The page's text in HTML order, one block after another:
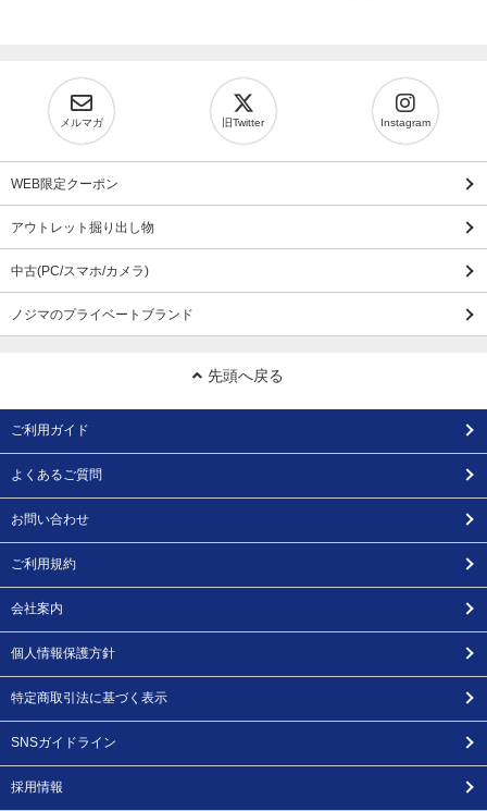
メルマガ 旧Twitter Instagram
WEB限定クーポン
アウトレット掘り出し物
中古(PC/スマホ/カメラ)
ノジマのプライベートブランド
先頭へ戻る
ご利用ガイド
よくあるご質問
お問い合わせ
ご利用規約
会社案内
個人情報保護方針
特定商取引法に基づく表示
SNSガイドライン
採用情報